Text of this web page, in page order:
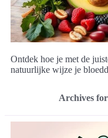
Ontdek hoe je met de
natuurlijke wijze je
Archives